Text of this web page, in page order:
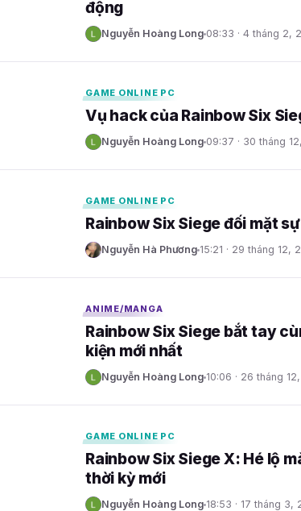
động
N Nguyễn Hoàng Long 08:33 · 4 tháng 2,
GAME ONLINE PC
Vụ hack của Rainbow Six
N Nguyễn Hoàng Long 09:37 · 30 tháng
GAME ONLINE PC
Rainbow Six Siege đối mặt
N Nguyễn Hà Phương 15:21 · 29 tháng 12,
ANIME/MANGA
Rainbow Six Siege bắt tay
kiện mới nhất
N Nguyễn Hoàng Long 10:06 · 26 tháng
GAME ONLINE PC
Rainbow Six Siege X: Hé lộ
thời kỳ mới
N Nguyễn Hoàng Long 18:53 · 17 tháng 3,